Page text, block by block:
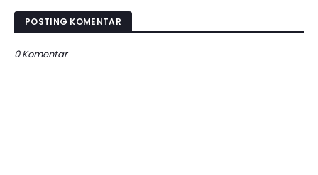
POSTING KOMENTAR
0 Komentar